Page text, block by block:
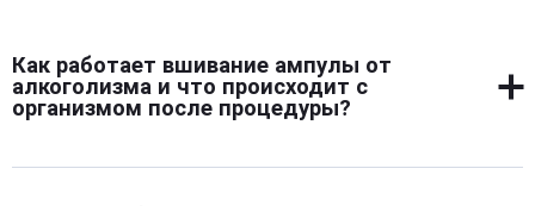
Как работает вшивание ампулы от
алкоголизма и что происходит с
организмом после процедуры?
Вшивание ампулы от алкоголизма основано на